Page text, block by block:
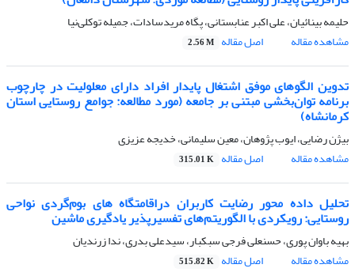
حلیمه بینائیان، علی اکبر عنابستانی، پگاه مریدسادات، جمیله توکلی‌نیا
مشاهده مقاله
اصل مقاله 2.56 M
تدوین الگوهای موفق اشتغال پایدار افراد دارای معلولیت در چارچوب
برنامه توان‌بخشی مبتنی بر جامعه (مورد مطالعه: جوامع روستایی استان
کرمانشاه)
بیژن رضایی، ایوب پژوهان، معین سلیمانی، خدیجه عزیزی
مشاهده مقاله
اصل مقاله 315.01 K
تحلیل داده محور رضایت کاربران دراقامتگاه های بوم‌گردی نواحی
روستایی: رویکردی با الگوریتم‌های تفسیر‌پذیر یادگیری ماشین
بهیه باوان پوری، حسنعلی فرجی سبکبار، سیدعلی بدری، ندا زرندیان
مشاهده مقاله
اصل مقاله 515.82 K